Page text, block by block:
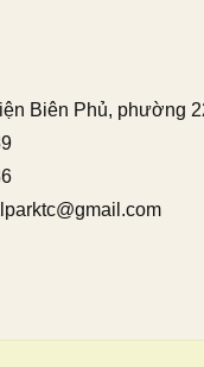
Biên Phủ, phường